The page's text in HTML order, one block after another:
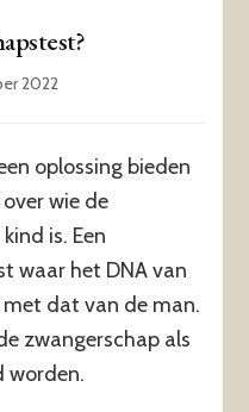
2022
oplossing bieden
wie de
is. Een
waar het DNA van
dat van de man.
zwangerschap als
worden.